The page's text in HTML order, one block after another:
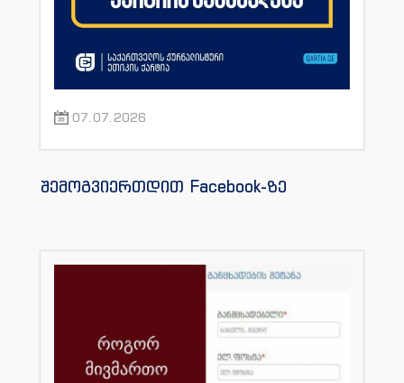
07.07.2026
შემოგვიერთდით Facebook-ზე